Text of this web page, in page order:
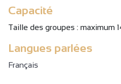
Samedi 5 décembre 2026 de
Capacité
Taille des groupes : maximum
Langues parlées
Français